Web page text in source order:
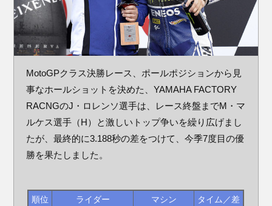
MotoGPクラス決勝レース、ポールポジションから見
事なホールショットを決めた、YAMAHA FACTORY
RACNGのJ・ロレンソ選手は、レース終盤までM・マ
ルケス選手（H）と激しいトップ争いを繰り広げまし
たが、最終的に3.188秒の差をつけて、今季7度目の優
勝を果たしました。
順位 ライダー マシン
タイム／差